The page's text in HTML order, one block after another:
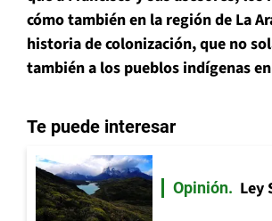
cómo también en la región de La
historia de colonización, que no
también a los pueblos indígenas
Te puede interesar
Opinión Ley